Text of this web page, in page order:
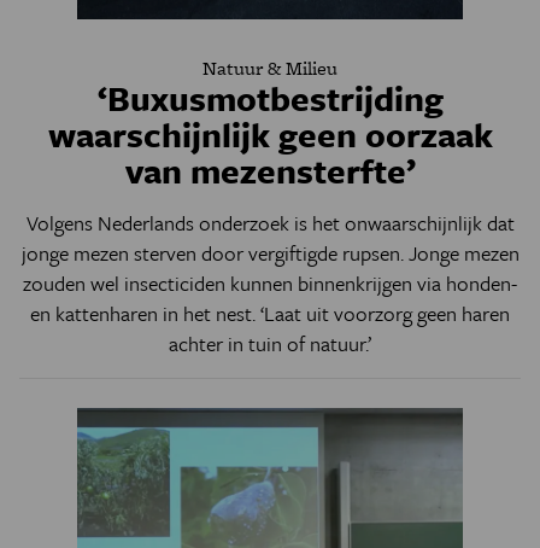
Natuur & Milieu
‘Buxusmotbestrijding
waarschijnlijk geen oorzaak
van mezensterfte’
Volgens Nederlands onderzoek is het onwaarschijnlijk dat
jonge mezen sterven door vergiftigde rupsen. Jonge mezen
zouden wel insecticiden kunnen binnenkrijgen via honden-
en kattenharen in het nest.‘Laat uit voorzorg geen haren
achter in tuin of natuur.’